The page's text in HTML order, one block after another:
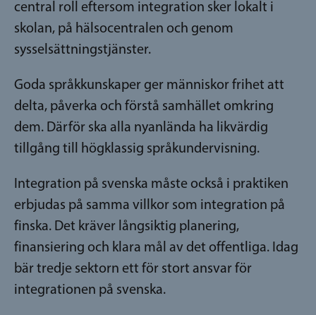
central roll eftersom integration sker lokalt i
skolan, på hälsocentralen och genom
sysselsättningstjänster.
Goda språkkunskaper ger människor frihet att
delta, påverka och förstå samhället omkring
dem. Därför ska alla nyanlända ha likvärdig
tillgång till högklassig språkundervisning.
Integration på svenska måste också i praktiken
erbjudas på samma villkor som integration på
finska. Det kräver långsiktig planering,
finansiering och klara mål av det offentliga. Idag
bär tredje sektorn ett för stort ansvar för
integrationen på svenska.